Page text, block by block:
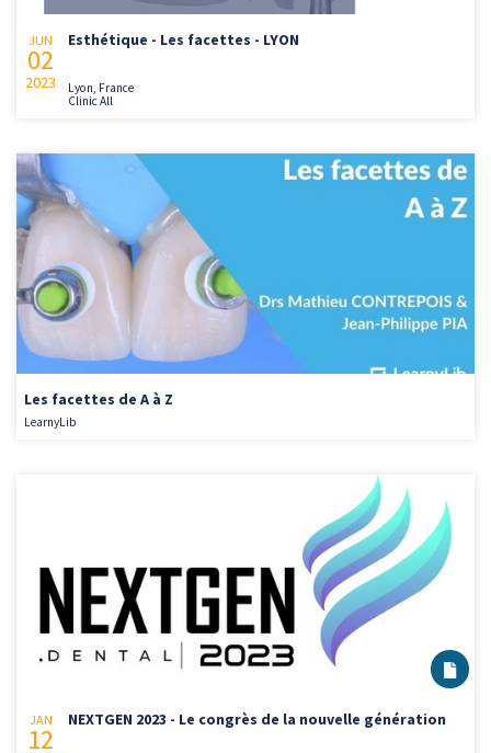
JUN
02
2023
Esthétique - Les facettes - LYON
Lyon, France
Clinic All
Les facettes de A à Z
LearnyLib
JAN
12
NEXTGEN 2023 - Le congrès de la nouvelle génération